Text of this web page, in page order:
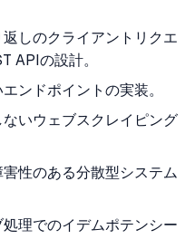
しのクライアントリクエ
APIの設計。
ンドポイントの実装。
いウェブスクレイピング
性のある分散型システム
理でのイデムポテンシー